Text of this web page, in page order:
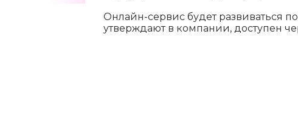
Онлайн-сервис будет развиваться
утверждают в компании, доступен